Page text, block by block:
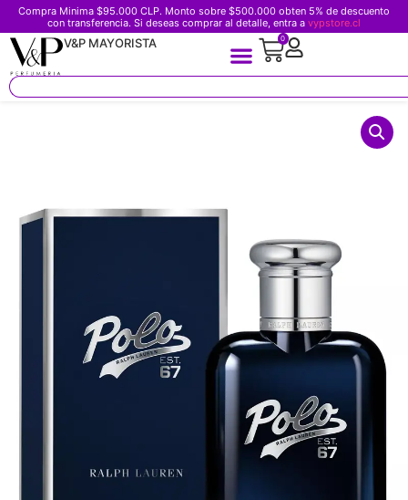
Compra Minima $95.000 CLP. Monto sobre $500.000 obten 5% de descuento
con transferencia. Si deseas comprar al detalle, entra a vypstore.cl
V&P MAYORISTA 0